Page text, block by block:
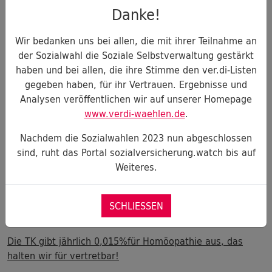
geschützt werden muss. Doch wenn es darum
getragen werden, kann es nur eine Antwort geben:
Die Therapie muss wissenschaftlichen Standards
entsprechen. Alles andere ist unfair – und
unverantwortlich! Denn die Kostenübernahme ist
eine Legitimation für fragwürdige oder gar
betrügerische Therapieformen aus dem Gebiet der
sog. Alternativmedizin.
Uwe Klemens
antwortete
Die TK gibt jährlich 0,015%für Homöopathie aus, das
halten wir für vertretbar!
Danke!
Wir bedanken uns bei allen, die mit ihrer Teilnahme an
der Sozialwahl die Soziale Selbstverwaltung gestärkt
haben und bei allen, die ihre Stimme den ver.di-Listen
gegeben haben, für ihr Vertrauen. Ergebnisse und
Analysen veröffentlichen wir auf unserer Homepage
www.verdi-waehlen.de.
Nachdem die Sozialwahlen 2023 nun abgeschlossen
sind, ruht das Portal sozialversicherung.watch bis auf
Weiteres.
SCHLIESSEN